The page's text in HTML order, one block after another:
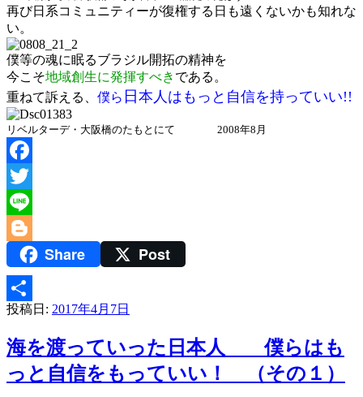
再び日系コミュニティーが復権する日も遠くないかも知れな
い。
僕等の魂に眠るブラジル開拓の精神を
今こそ地域創生に発揮すべき である。
重ねて訴える、 僕ら 日 本人はもっと自信を持っていい!!
リベルターデ・大阪橋のたもとにて 2008年8月
Facebook
Twitter
Line
BloggerShare Post
共
有
投稿日: 2017年4月7日
海を渡っていった日本人 僕らはも
っと自信をもっていい！ （その１）